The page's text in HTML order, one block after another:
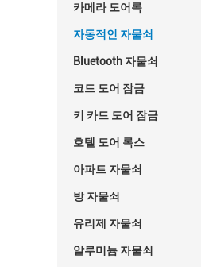
카메라 도어록
자동적인 자물쇠
Bluetooth 자물쇠
코드 도어 잠금
키 카드 도어 잠금
호텔 도어 록스
아파트 자물쇠
방 자물쇠
유리제 자물쇠
알루미늄 자물쇠